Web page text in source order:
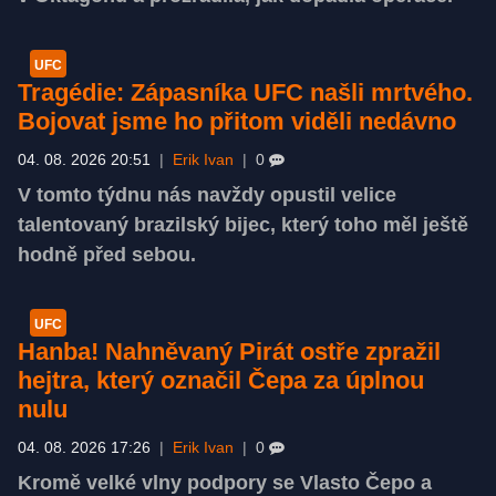
UFC
Tragédie: Zápasníka UFC našli mrtvého.
Bojovat jsme ho přitom viděli nedávno
04. 08. 2026 20:51 Erik Ivan 0
V tomto týdnu nás navždy opustil velice
talentovaný brazilský bijec, který toho měl ještě
hodně před sebou.
UFC
Hanba! Nahněvaný Pirát ostře zpražil
hejtra, který označil Čepa za úplnou
nulu
04. 08. 2026 17:26 Erik Ivan 0
Kromě velké vlny podpory se Vlasto Čepo a